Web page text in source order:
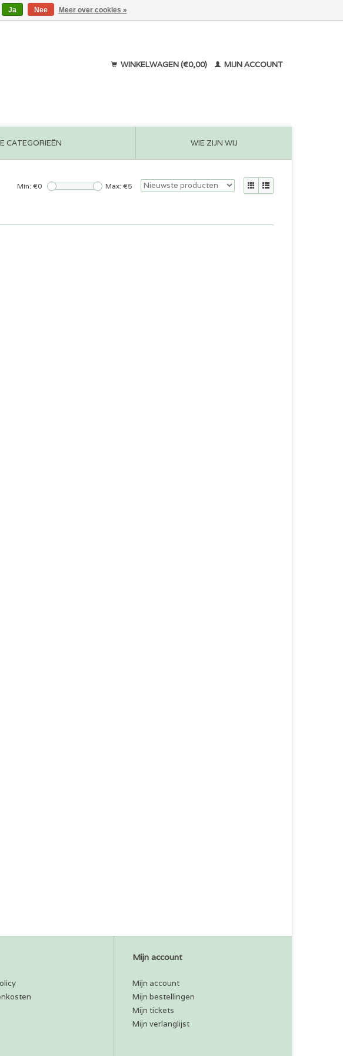
WINKELWAGEN (€0,00) MIJN ACCOUNT
CATEGORIEËN WIE ZIJN WIJ
Min: €0 Max: €5
Mijn account
Mijn account
Mijn bestellingen
Mijn tickets
Mijn verlanglijst
Ja Nee Meer over cookies »